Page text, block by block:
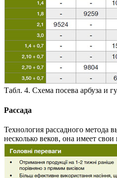
Табл. 4. Схема посева арбуза и
Рассада
Технология рассадного метода
несколько веков, она имеет